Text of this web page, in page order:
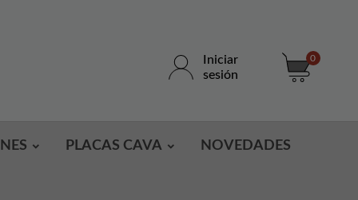
Iniciar
sesión
0
PLACAS CAVA NOVEDADES